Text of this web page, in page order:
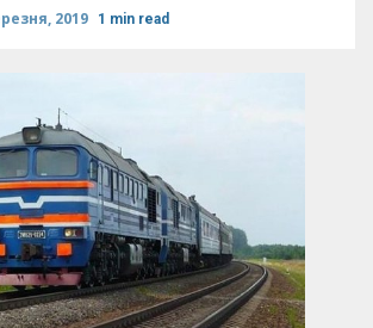
2019 1 min read